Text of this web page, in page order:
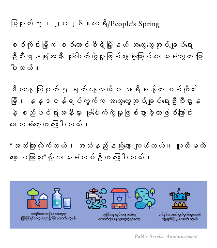
သြဂုတ် ၅၊ ၂၀၂၆။မေရီ/People’s Spring
စစ်ကိုင်းမြို့က စစ်ကောင်စီရဲ့မြို့နယ် အထွေထွေအုပ်ချုပ်ရေး
ဦးစီးဌာနရုံးအနီး ဗုံးပေါက်ကွဲမှုဖြစ်ပွားခဲ့ကြောင်း ဒေသခံတွေက ပြော
ပါတယ်။
ဒီကနေ့ သြဂုတ် ၅ ရက် နေ့လယ် ၁ နာရီခန့်က စစ်ကိုင်း
မြို့၊ နန္ဒဝန်ရပ်ကွက်က အထွေထွေအုပ်ချုပ်ရေးဦးစီးဌာန
နဲ့ စည်ပင်ရုံးအနီးမှာ ဗုံးပေါက်ကွဲမှုဖြစ်ပွားခဲ့တာဖြစ်ကြောင်း
ဒေသခံတွေက ပြောပါတယ်။
“အသံကြားလိုက်တယ်။ အသံနည်းနည်းတော့ ကျယ်တယ်။ လူထိမထိ
တော့ မကြားဘူး”လို့ ဒေသခံတစ်ဦးက ပြောပါတယ်။
Public Service Announcement